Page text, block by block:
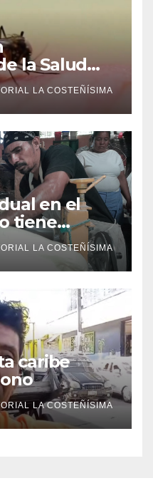
la Salud
reforzar
aumento de
LA COSTEÑÍSIMA
en el
tiene
LA COSTEÑÍSIMA
caribe
LA COSTEÑÍSIMA